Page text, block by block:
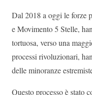
Dal 2018 a oggi le forze
e Movimento 5 Stelle,
tortuosa, verso una
processi rivoluzionari,
delle minoranze
Questo processo è stato